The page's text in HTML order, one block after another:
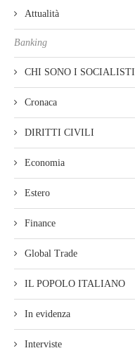
Attualità
Banking
CHI SONO I SOCIALISTI
Cronaca
DIRITTI CIVILI
Economia
Estero
Finance
Global Trade
IL POPOLO ITALIANO
In evidenza
Interviste